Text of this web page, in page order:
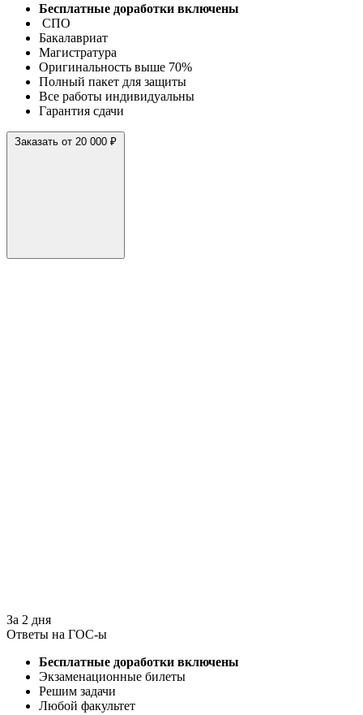
Бесплатные доработки включены
СПО
Бакалавриат
Магистратура
Оригинальность выше 70%
Полный пакет для защиты
Все работы индивидуальны
Гарантия сдачи
Заказать от 20 000 ₽
За 2 дня
Ответы на ГОС-ы
Бесплатные доработки включены
Экзаменационные билеты
Решим задачи
Любой факультет